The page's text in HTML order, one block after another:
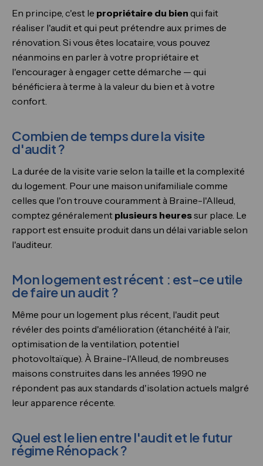
En principe, c'est le propriétaire du bien qui fait
réaliser l'audit et qui peut prétendre aux primes de
rénovation. Si vous êtes locataire, vous pouvez
néanmoins en parler à votre propriétaire et
l'encourager à engager cette démarche — qui
bénéficiera à terme à la valeur du bien et à votre
confort.
Combien de temps dure la visite
d'audit ?
La durée de la visite varie selon la taille et la complexité
du logement. Pour une maison unifamiliale comme
celles que l'on trouve couramment à Braine-l'Alleud,
comptez généralement plusieurs heuressur place. Le
rapport est ensuite produit dans un délai variable selon
l'auditeur.
Mon logement est récent : est-ce utile
de faire un audit ?
Même pour un logement plus récent, l'audit peut
révéler des points d'amélioration (étanchéité à l'air,
optimisation de la ventilation, potentiel
photovoltaïque). À Braine-l'Alleud, de nombreuses
maisons construites dans les années 1990 ne
répondent pas aux standards d'isolation actuels malgré
leur apparence récente.
Quel est le lien entre l'audit et le futur
régime Rénopack ?